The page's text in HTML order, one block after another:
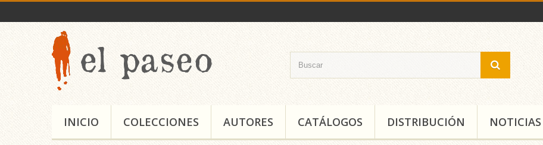
INICIO COLECCIONES AUTORES CATÁLOGOS DISTRIBUCIÓN NOTICIAS